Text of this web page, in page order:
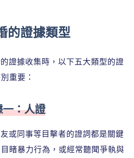
的證據類型
證據收集時，以下五大類型的證
重要：
：人證
或同事等目擊者的證詞都是關鍵
睹暴力行為，或經常聽聞爭執與